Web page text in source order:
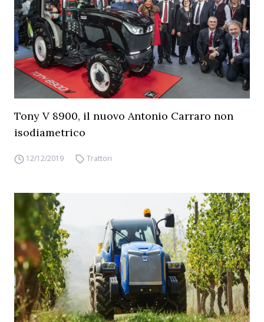
Tony V 8900, il nuovo Antonio Carraro non
isodiametrico
12/12/2019 Trattori